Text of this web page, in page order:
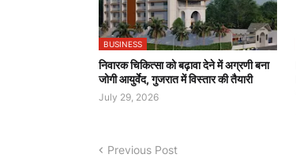
BUSINESS
निवारक चिकित्सा को बढ़ावा देने में अग्रणी बना
जोगी आयुर्वेद, गुजरात में विस्तार की तैयारी
July 29, 2026
Previous Post